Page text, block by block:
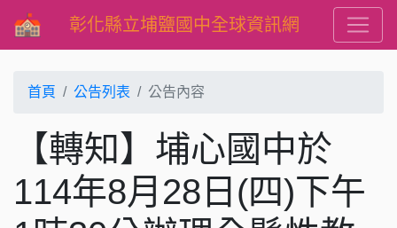
彰化縣立埔鹽國中全球資訊網
首頁 公告列表 公告內容
【轉知】埔心國中於
114年8月28日(四)下午